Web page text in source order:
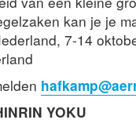
kan je je
7-14
YOKU